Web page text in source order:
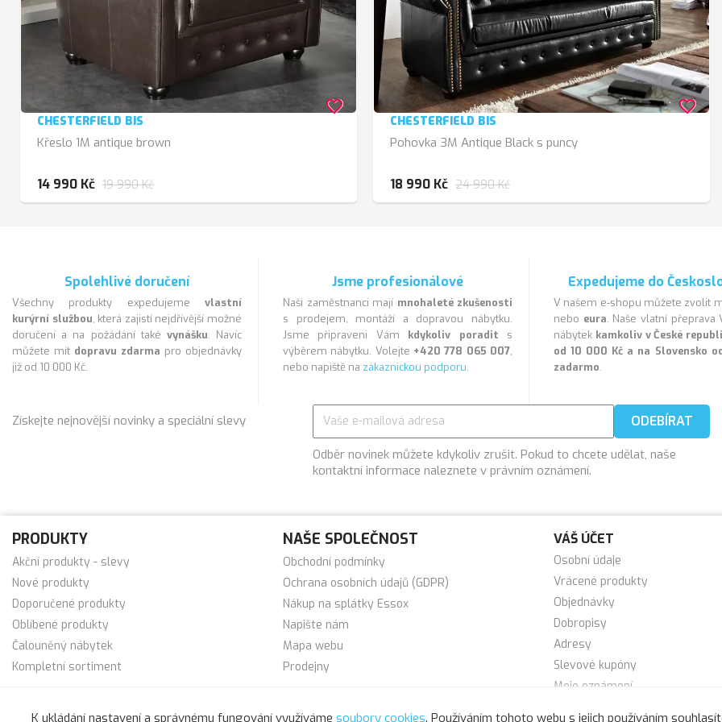
CHESTERFIELD BIS
Křeslo 1M antique brown
14 990 Kč 19 990 Kč
favorite_border
CHESTERFIELD BIS
Pohovka 3M Antique Black s puncy
18 990 Kč 24 990 Kč
favorite_border
Spolehlivé doručení
Všechny produkty expedujeme vlastní
kurýrní službou, která zajistí nejdřívější možné
doručení a na požádání také vynášku. Navíc
můžete mít dopravu zdarma pro objednávky
již od 10 000 Kč.
Jsme profesionálové
Naši zaměstnanci mají mnohaleté zkušenosti
s prodejem, montáží a dopravou nábytku.
Jsme připraveni Vám kdykoliv poradit s
výběrem nábytku. Volejte +420 778 065 007,
nebo napiště na zákaznickou podporu.
Expedujeme do
V našem e-shopu můžete zvolit
nebo eura. Naše vlatní přeprava
nábytek kamkoliv v České
od 10 000 Kč a na Slovensko
zadarmo.
Získejte nejnovější novinky a speciální slevy
Odběr novinek můžete kdykoliv zrušit. Pokud to chcete udělat, naše
kontaktní informace naleznete v právním oznámení.
PRODUKTY
Akční produkty - slevy
Nové produkty
Doporučené produkty
Oblíbené produkty
Čalouněný nábytek
Kompletní sortiment
NAŠE SPOLEČNOST
Obchodní podmínky
Ochrana osobních údajů (GDPR)
Nákup na splátky Essox
Napište nám
Mapa webu
Prodejny
VÁŠ ÚČET
Osobní údaje
Vrácené produkty
Objednávky
Dobropisy
Adresy
Slevové kupóny
Moje oznámení
K ukládání nastavení a správnému fungování využíváme soubory cookies. Používáním tohoto webu s jejich používáním